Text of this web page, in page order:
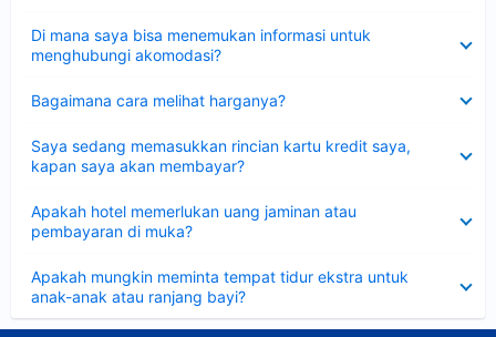
Di mana saya bisa menemukan informasi untuk
menghubungi akomodasi?
Bagaimana cara melihat harganya?
Saya sedang memasukkan rincian kartu kredit saya,
kapan saya akan membayar?
Apakah hotel memerlukan uang jaminan atau
pembayaran di muka?
Apakah mungkin meminta tempat tidur ekstra untuk
anak-anak atau ranjang bayi?